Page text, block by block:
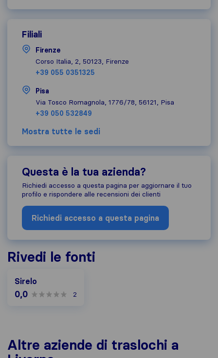
Filiali
Firenze
Corso Italia, 2, 50123, Firenze
+39 055 0351325
Pisa
Via Tosco Romagnola, 1776/78, 56121, Pisa
+39 050 532849
Mostra tutte le sedi
Questa è la tua azienda?
Richiedi accesso a questa pagina per aggiornare il tuo
profilo e rispondere alle recensioni dei clienti
Richiedi accesso a questa pagina
Rivedi le fonti
Sirelo
0,0 2
Altre aziende di traslochi a